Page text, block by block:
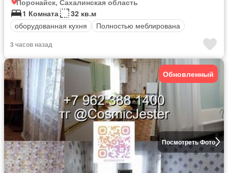
1 Комната
32 кв.м
оборудованная кухня
Полностью меблирована
3 часов назад
Посмотреть Фото
Обновленный